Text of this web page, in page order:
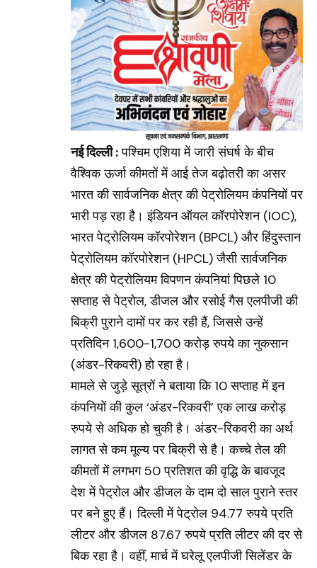
नई दिल्ली :पश्चिम एशिया में जारी संघर्ष के बीच
वैश्विक ऊर्जा कीमतों में आई तेज बढ़ोतरी का असर
भारत की सार्वजनिक क्षेत्र की पेट्रोलियम कंपनियों पर
भारी पड़ रहा है। इंडियन ऑयल कॉरपोरेशन (IOC),
भारत पेट्रोलियम कॉरपोरेशन (BPCL) और हिंदुस्तान
पेट्रोलियम कॉरपोरेशन (HPCL) जैसी सार्वजनिक
क्षेत्र की पेट्रोलियम विपणन कंपनियां पिछले 10
सप्ताह से पेट्रोल, डीजल और रसोई गैस एलपीजी की
बिक्री पुराने दामों पर कर रही हैं, जिससे उन्हें
प्रतिदिन 1,600-1,700 करोड़ रुपये का नुकसान
(अंडर-रिकवरी) हो रहा है।
मामले से जुड़े सूत्रों ने बताया कि 10 सप्ताह में इन
कंपनियों की कुल ‘अंडर-रिकवरी’ एक लाख करोड़
रुपये से अधिक हो चुकी है। अंडर-रिकवरी का अर्थ
लागत से कम मूल्य पर बिक्री से है। कच्चे तेल की
कीमतों में लगभग 50 प्रतिशत की वृद्धि के बावजूद
देश में पेट्रोल और डीजल के दाम दो साल पुराने स्तर
पर बने हुए हैं। दिल्ली में पेट्रोल 94.77 रुपये प्रति
लीटर और डीजल 87.67 रुपये प्रति लीटर की दर से
बिक रहा है। वहीं, मार्च में घरेलू एलपीजी सिलेंडर के